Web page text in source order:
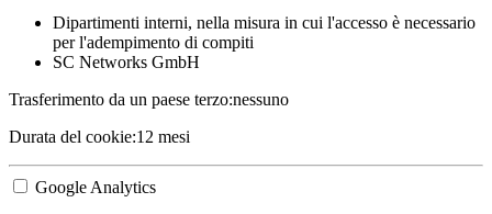
Dipartimenti interni, nella misura in cui l'accesso è necessario
per l'adempimento di compiti
SC Networks GmbH
Trasferimento da un paese terzo:nessuno
Durata del cookie:12 mesi
Google Analytics